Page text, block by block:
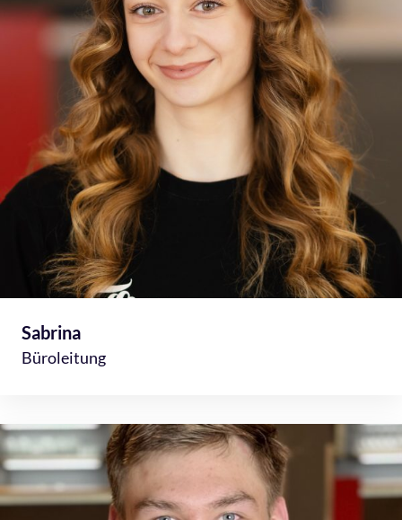
Sabrina
Büroleitung